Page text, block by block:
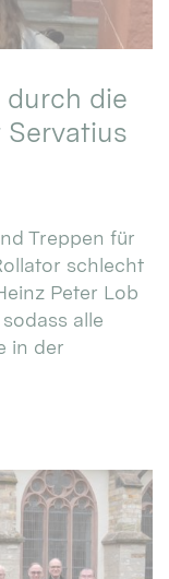
durch die
Treppen für
schlecht
Peter Lob
alle
in der